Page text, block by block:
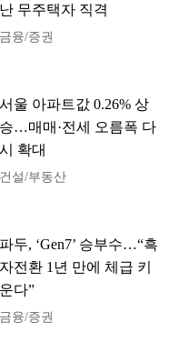
난 무주택자 직격
금융/증권
서울 아파트값 0.26% 상
승…매매·전세 오름폭 다
시 확대
건설/부동산
파두, ‘Gen7’ 승부수…“흑
자전환 1년 만에 체급 키
운다”
금융/증권